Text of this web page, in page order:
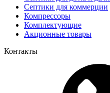
Септики для коммерции
Компрессоры
Комплектующие
Акционные товары
Контакты